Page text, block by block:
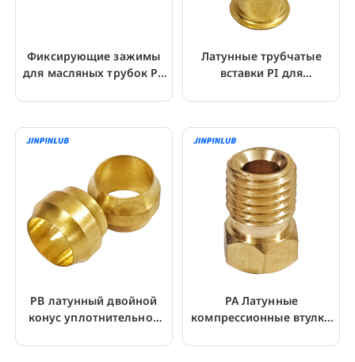
Фиксирующие зажимы
для масляных трубок PZ
алюминиевых трубок
Латунные трубчатые
вставки PI для
фитингов из нейлоновых
PB латунный двойной
конус уплотнительное
компрессионная втулка
PA Латунные
компрессионные втулки
компрессионные